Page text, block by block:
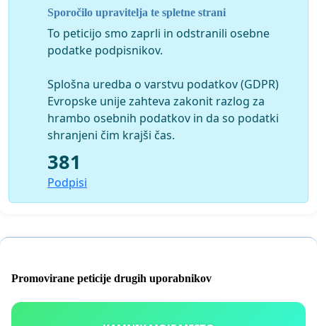
postajajo množična koncentracijska taborišča. Ko
gledamo kot dih tanke okostnjake otrok, ki umirajo od
lakote, in to tako rekoč pred očmi celotnega sveta, si ne
moremo kaj, da ne bi pomislili na nekdanja taborišča
smrti. Nekoč so ljudi vozili tja, kjer so jih potem
množično ubijali, danes jih ubijajo tam, kjer so se rodili.
Nedopustno in necivilizacijsko. Nevredno človeka je
ubijati. Predvsem pa je zločinsko moriti otroke! In ti so
danes na tem že pregretem planetu najbolj ogroženi.
Največ jih je med begunci. Največ je po nedolžnem
pobitih otrok! Zakaj umirajo? Zaradi pohlepa in človeške
Ne več!
Sporočilo upravitelja te spletne strani
To peticijo smo zaprli in odstranili osebne
podatke podpisnikov.
Splošna uredba o varstvu podatkov (GDPR)
Evropske unije zahteva zakonit razlog za
hrambo osebnih podatkov in da so podatki
shranjeni čim krajši čas.
381
Podpisi
Promovirane peticije drugih uporabnikov